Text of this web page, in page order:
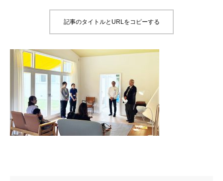
記事のタイトルとURLをコピーする